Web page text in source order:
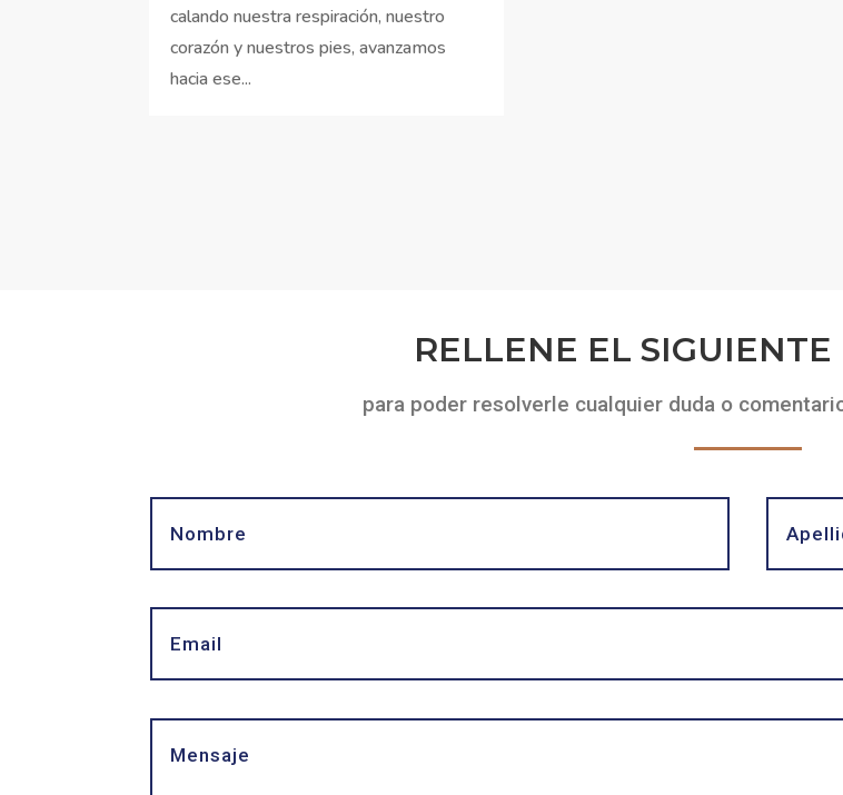
calando nuestra respiración, nuestro
corazón y nuestros pies, avanzamos
hacia ese...
RELLENE EL
para poder resolverle cualquier duda o